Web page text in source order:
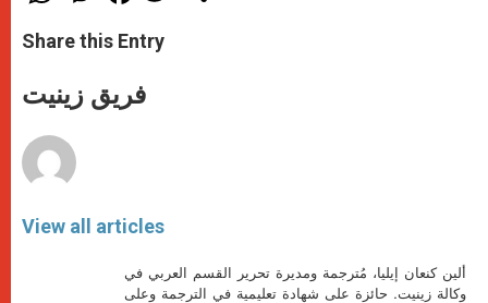
t
s
p
p
s
e
g
e
e
b
o
k
Share this Entry
فريق زينيت
View all articles
ألين كنعان إيليا، مُترجمة ومديرة تحرير القسم العربي في
وكالة زينيت. حائزة على شهادة تعليمية في الترجمة وعلى